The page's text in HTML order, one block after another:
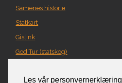
Les vår personvernerklæring
Samenes historie
Statkart
Gislink
God Tur (statskog)
Norgeskart